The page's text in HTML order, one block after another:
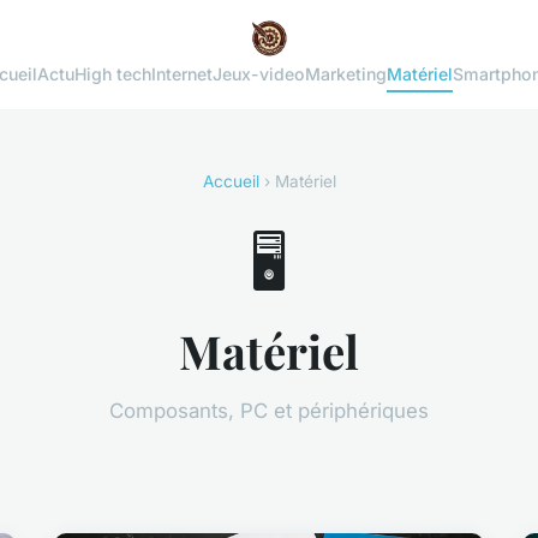
ActuHigh techInternetJeux-videoMarketingMatériel
Accueil› Matériel
🖥️
Matériel
Composants, PC et périphériques